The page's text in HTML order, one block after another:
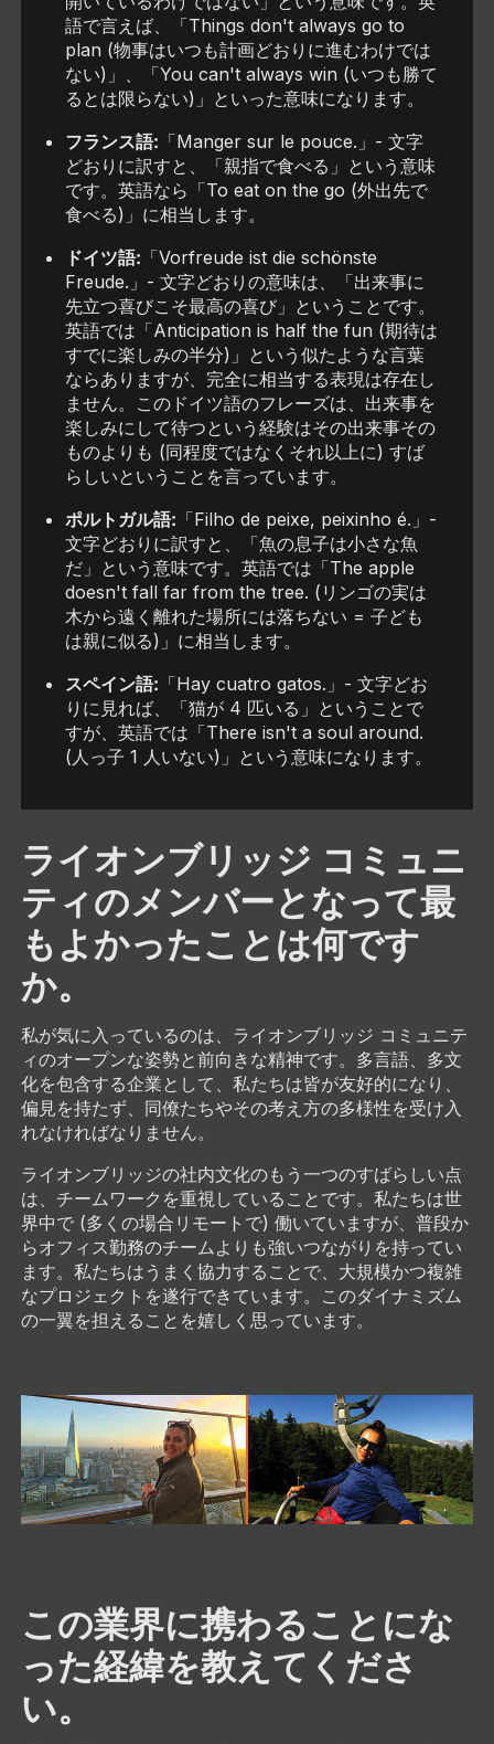
語で言えば、「Things don't always go to
plan (物事はいつも計画どおりに進むわけでは
ない)」、「You can't always win (いつも勝て
るとは限らない)」といった意味になります。
フランス語: 「Manger sur le pouce.」- 文字
どおりに訳すと、「親指で食べる」という意味
です。英語なら「To eat on the go (外出先で
食べる)」に相当します。
ドイツ語: 「Vorfreude ist die schönste
Freude.」- 文字どおりの意味は、「出来事に
先立つ喜びこそ最高の喜び」ということです。
英語では「Anticipation is half the fun (期待は
すでに楽しみの半分)」という似たような言葉
ならありますが、完全に相当する表現は存在し
ません。このドイツ語のフレーズは、出来事を
楽しみにして待つという経験はその出来事その
ものよりも (同程度ではなくそれ以上に) すば
らしいということを言っています。
ポルトガル語: 「Filho de peixe, peixinho é.」-
文字どおりに訳すと、「魚の息子は小さな魚
だ」という意味です。英語では「The apple
doesn't fall far from the tree. (リンゴの実は
木から遠く離れた場所には落ちない = 子ども
は親に似る)」に相当します。
スペイン語: 「Hay cuatro gatos.」- 文字どお
りに見れば、「猫が 4 匹いる」ということで
すが、英語では「There isn't a soul around.
(人っ子 1 人いない)」という意味になります。
ライオンブリッジ コミュニ
ティのメンバーとなって最
もよかったことは何です
か。
私が気に入っているのは、ライオンブリッジ コミュニテ
ィのオープンな姿勢と前向きな精神です。多言語、多文
化を包含する企業として、私たちは皆が友好的になり、
偏見を持たず、同僚たちやその考え方の多様性を受け入
れなければなりません。
ライオンブリッジの社内文化のもう一つのすばらしい点
は、チームワークを重視していることです。私たちは世
界中で (多くの場合リモートで) 働いていますが、普段か
らオフィス勤務のチームよりも強いつながりを持ってい
ます。私たちはうまく協力することで、大規模かつ複雑
なプロジェクトを遂行できています。このダイナミズム
の一翼を担えることを嬉しく思っています。
この業界に携わることにな
った経緯を教えてくださ
い。